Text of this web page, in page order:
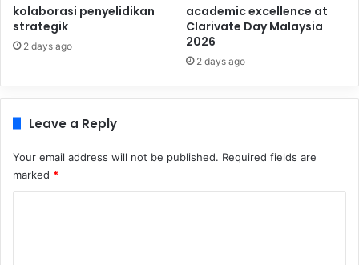
kolaborasi penyelidikan
strategik
2 days ago
academic excellence at
Clarivate Day Malaysia
2026
2 days ago
Leave a Reply
Your email address will not be published. Required fields are
marked *